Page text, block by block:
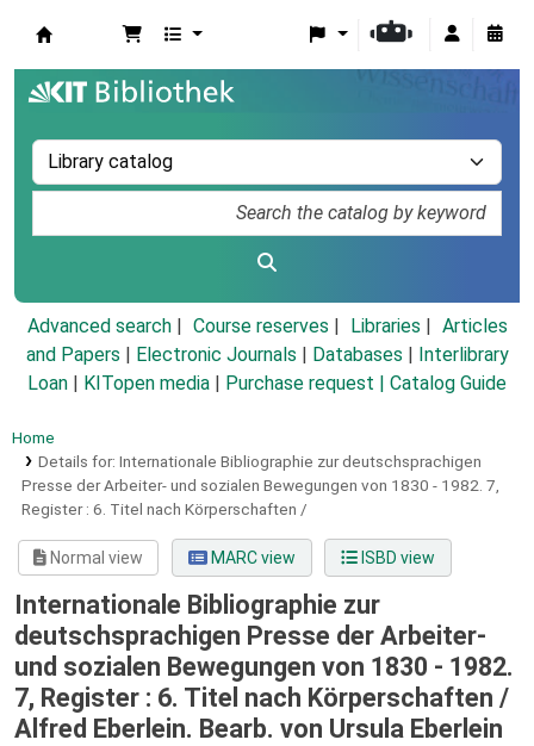
Advanced search Course reserves Libraries
Articles
and Papers
Electronic Journals Databases
Interlibrary
Loan
KITopen media Purchase request | Catalog Guide
Home
Details for: Internationale Bibliographie zur deutschsprachigen
Presse der Arbeiter- und sozialen Bewegungen von 1830 - 1982. 7,
Register : 6. Titel nach Körperschaften /
Normal view MARC view ISBD view
Internationale Bibliographie zur
deutschsprachigen Presse der Arbeiter-
und sozialen Bewegungen von 1830 - 1982.
7, Register : 6. Titel nach Körperschaften /
Alfred Eberlein. Bearb. von Ursula Eberlein